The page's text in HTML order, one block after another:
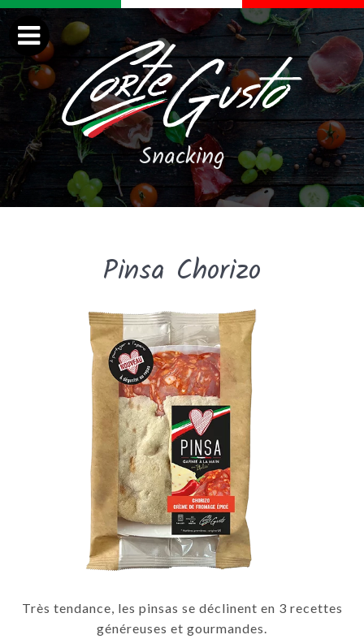
Snacking
Pinsa Chorizo
Très tendance, les pinsas se déclinent en 3 recettes
généreuses et gourmandes.